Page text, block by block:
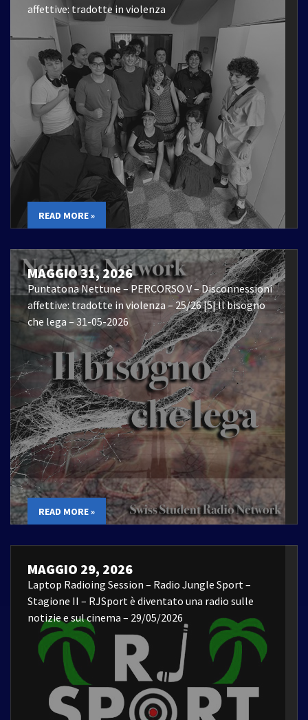
affettive: tradotte in violenza
READ MORE »
MAGGIO 31, 2026
Puntatona Nettune – PERCORSO V – Disconnessioni
affettive: tradotte in violenza – 25/26 |5| Il bisogno
che lega – 31-05-2026
READ MORE »
MAGGIO 29, 2026
Laptop Radioing Session – Radio Jungle Sport –
Stagione II – RJSport è diventato una radio sulle
notizie e sul cinema – 29/05/2026